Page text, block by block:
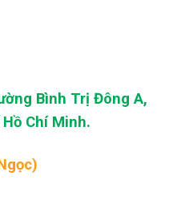
Bình Trị Đông A,
Chí Minh.